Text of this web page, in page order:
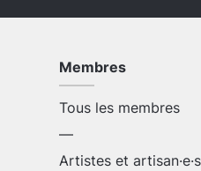
Membres
Tous les membres
—
Artistes et artisan·e·s